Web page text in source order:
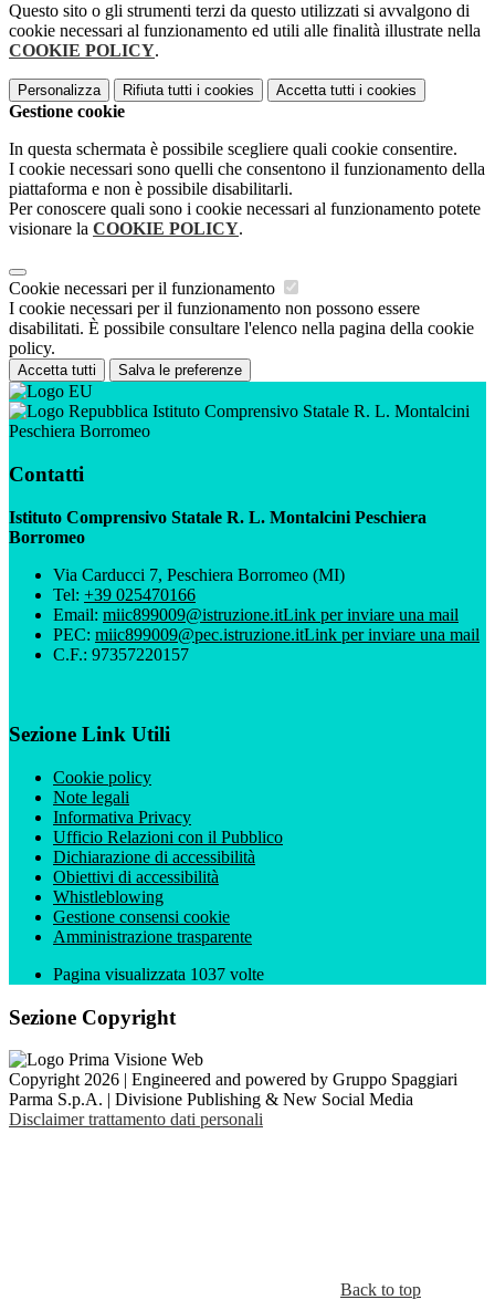
Questo sito o gli strumenti terzi da questo utilizzati si avvalgono di
cookie necessari al funzionamento ed utili alle finalità illustrate nella
COOKIE POLICY.
Personalizza Rifiuta tutti i cookies Accetta tutti i cookies
Gestione cookie
In questa schermata è possibile scegliere quali cookie consentire.
I cookie necessari sono quelli che consentono il funzionamento della
piattaforma e non è possibile disabilitarli.
Per conoscere quali sono i cookie necessari al funzionamento potete
visionare la COOKIE POLICY.
Cookie necessari per il funzionamento
I cookie necessari per il funzionamento non possono essere
disabilitati. È possibile consultare l'elenco nella pagina della cookie
policy.
Accetta tutti Salva le preferenze
Istituto Comprensivo Statale R. L. Montalcini
Peschiera Borromeo
Contatti
Istituto Comprensivo Statale R. L. Montalcini Peschiera
Borromeo
Via Carducci 7, Peschiera Borromeo (MI)
Tel: +39 025470166
Email: miic899009@istruzione.itLink per inviare una mail
PEC: miic899009@pec.istruzione.itLink per inviare una mail
C.F.: 97357220157
Sezione Link Utili
Cookie policy
Note legali
Informativa Privacy
Ufficio Relazioni con il Pubblico
Dichiarazione di accessibilità
Obiettivi di accessibilità
Whistleblowing
Gestione consensi cookie
Amministrazione trasparente
Pagina visualizzata 1037 volte
Sezione Copyright
Copyright 2026 | Engineered and powered by Gruppo Spaggiari
Parma S.p.A. | Divisione Publishing & New Social Media
Disclaimer trattamento dati personali
Back to top